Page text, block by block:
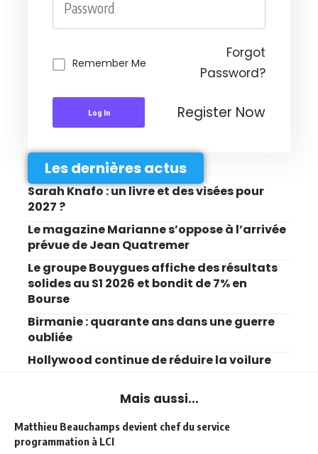
Remember Me
Forgot
Password?
Log In Register Now
Les dernières actus
Sarah Knafo : un livre et des visées pour
2027 ?
Le magazine Marianne s’oppose à l’arrivée
prévue de Jean Quatremer
Le groupe Bouygues affiche des résultats
solides au S1 2026 et bondit de 7% en
Bourse
Birmanie : quarante ans dans une guerre
oubliée
Hollywood continue de réduire la voilure
Mais aussi...
Matthieu Beauchamps devient chef du service
programmation à LCI